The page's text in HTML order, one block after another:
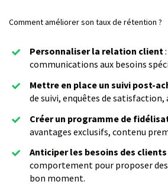
Comment améliorer son taux de rétention ?
Personnaliser la relation client
communications aux besoins
Mettre en place un suivi post-
de suivi, enquêtes de
Créer un programme de
avantages exclusifs, contenu
Anticiper les besoins des clients
comportement pour proposer
bon moment.